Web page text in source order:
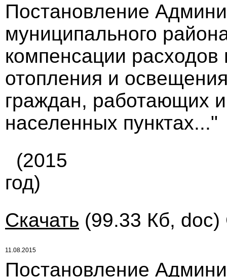
Постановление
муниципального
компенсации
отопления и
граждан, работающих
населенных пунктах..."
(2015
год)
Скачать (99.33 Кб, doc)
11.08.2015
Постановление